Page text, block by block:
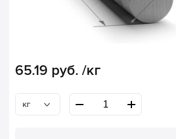
65.19 руб. /кг
кг